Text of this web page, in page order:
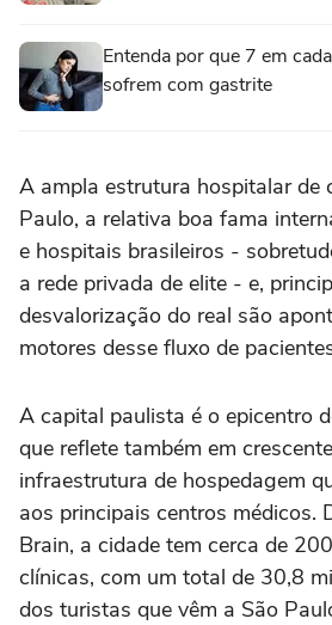
Entenda por que 7 em
sofrem com gastrite
A ampla estrutura hospitalar de
Paulo, a relativa boa fama
e hospitais brasileiros -
a rede privada de elite - e,
desvalorização do real são
motores desse fluxo de
A capital paulista é o epicentro
que reflete também em
infraestrutura de hospedagem
aos principais centros médicos.
Brain, a cidade tem cerca de
clínicas, com um total de 30,8
dos turistas que vêm a São